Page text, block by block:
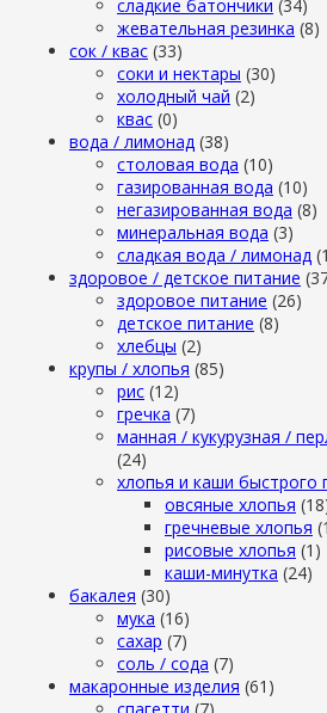
сладкие батончики (34)
жевательная резинка (8)
сок / квас (33)
соки и нектары (30)
холодный чай (2)
квас (0)
вода / лимонад (38)
столовая вода (10)
газированная вода (10)
негазированная вода (8)
минеральная вода (3)
сладкая вода / лимонад
здоровое / детское питание
здоровое питание (26)
детское питание (8)
хлебцы (2)
крупы / хлопья (85)
рис (12)
гречка (7)
манная / кукурузная /
(24)
хлопья и каши быстрого
овсяные хлопья
гречневые хлопья
рисовые хлопья (1)
каши-минутка (24)
бакалея (30)
мука (16)
сахар (7)
cоль / cода (7)
макаронные изделия (61)